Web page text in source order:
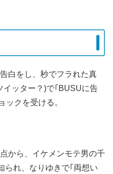
白をし、秒でフラれた真
ッター？)で｢BUSUに告
ックを受ける。
から、イケメンモテ男の千
られ、なりゆきで｢両想い